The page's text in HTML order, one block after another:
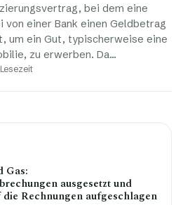
bei dem eine
von einer Bank einen Geldbetrag
um ein Gut, typischerweise eine
zu erwerben. Da…
Gas:
ausgesetzt und
Rechnungen aufgeschlagen